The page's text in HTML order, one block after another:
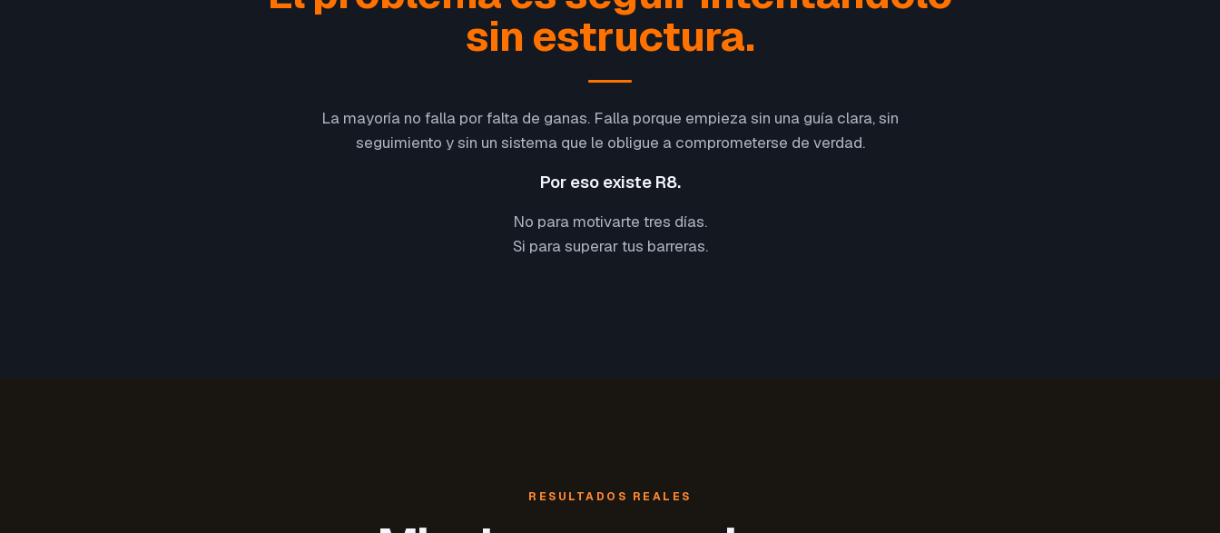
sin estructura.
La mayoría no falla por falta de ganas. Falla porque empieza sin una guía clara, sin
seguimiento y sin un sistema que le obligue a comprometerse de verdad.
Por eso existe R8.
No para motivarte tres días.
Si para superar tus barreras.
RESULTADOS REALES